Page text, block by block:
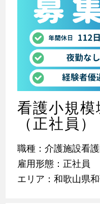
看護小規
（正社員）
職種：介護施設看
雇用形態：正社員
エリア：和歌山県